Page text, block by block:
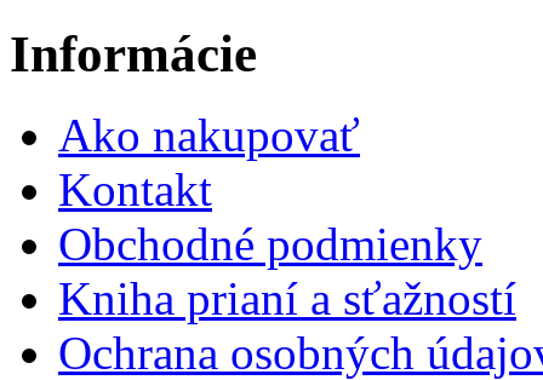
Informácie
Ako nakupovať
Kontakt
Obchodné podmienky
Kniha prianí a sťažností
Ochrana osobných